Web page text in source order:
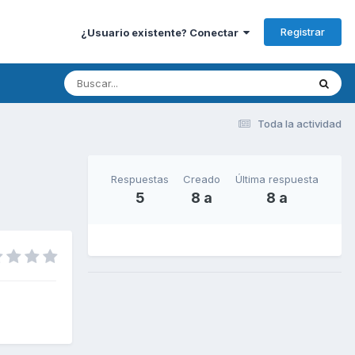
¿Usuario existente? Conectar Registrar
Toda la actividad
Respuestas
5
Creado
8 a
Última respuesta
8 a